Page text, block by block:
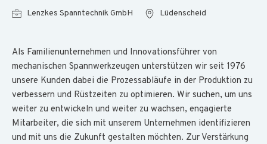
Lenzkes Spanntechnik GmbH Lüdenscheid
Als Familienunternehmen und Innovationsführer von
mechanischen Spannwerkzeugen unterstützen wir seit 1976
unsere Kunden dabei die Prozessabläufe in der Produktion zu
verbessern und Rüstzeiten zu optimieren. Wir suchen, um uns
weiter zu entwickeln und weiter zu wachsen, engagierte
Mitarbeiter, die sich mit unserem Unternehmen identifizieren
und mit uns die Zukunft gestalten möchten. Zur Verstärkung